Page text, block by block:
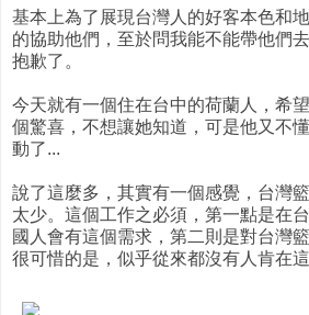
基本上為了展現台灣人的好客本色和
的協助他們，至於問我能不能帶他們
抱歉了。
今天就有一個住在台中的荷蘭人，希
個驚喜，不想讓她知道，可是他又不
動了...
說了這麼多，其實有一個感覺，台灣
太少。這個工作之必須，第一點是在
國人會有這個需求，第二則是對台灣
很可惜的是，似乎從來都沒有人肯在